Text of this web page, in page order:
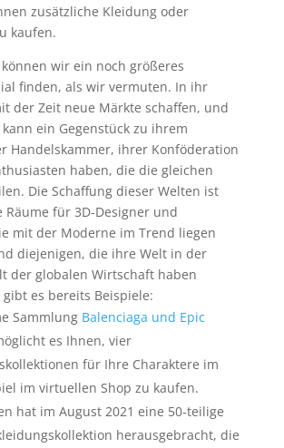
zusätzliche Kleidung oder
kaufen.
wir ein noch größeres
finden, als wir vermuten. In ihr
der Zeit neue Märkte schaffen, und
ein Gegenstück zu ihrem
Handelskammer, ihrer Konföderation
haben, die die gleichen
Die Schaffung dieser Welten ist
Räume für 3D-Designer und
mit der Moderne im Trend liegen
diejenigen, die ihre Welt in der
der globalen Wirtschaft haben
es bereits Beispiele:
Sammlung Balenciaga und Epic
es Ihnen, vier
für Ihre Charaktere im
im virtuellen Shop zu kaufen.
hat im August 2021 eine 50-teilige
herausgebracht, die